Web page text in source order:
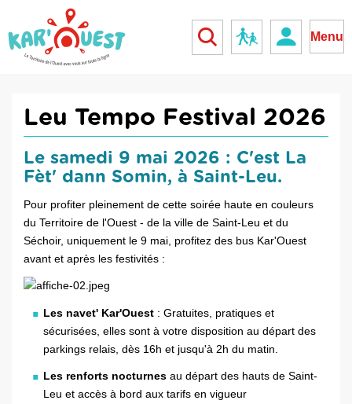
Menu
Réseau scolaire
Leu Tempo Festival 2026
Le samedi 9 mai 2026 : C'est La
Fèt' dann Somin, à Saint-Leu.
Pour profiter pleinement de cette soirée haute en couleurs
du Territoire de l'Ouest - de la ville de Saint-Leu et du
Séchoir, uniquement le 9 mai, profitez des bus Kar'Ouest
avant et après les festivités :
Les navet' Kar'Ouest : Gratuites, pratiques et
sécurisées, elles sont à votre disposition au départ des
parkings relais, dès 16h et jusqu'à 2h du matin.
Les renforts nocturnes au départ des hauts de Saint-
Leu et accès à bord aux tarifs en vigueur